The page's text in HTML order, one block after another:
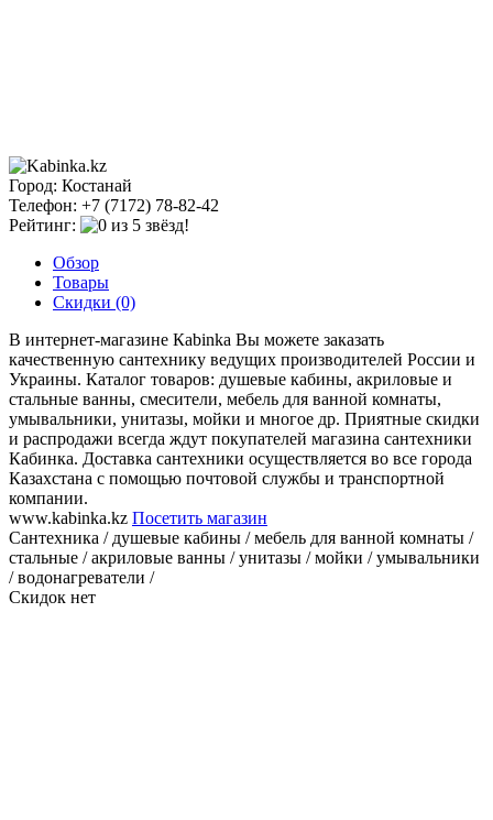
Город: Костанай
Телефон: +7 (7172) 78-82-42
Рейтинг:
Обзор
Товары
Скидки (0)
В интернет-магазине Кabinka Вы можете заказать
качественную сантехнику ведущих производителей России и
Украины. Каталог товаров: душевые кабины, акриловые и
стальные ванны, смесители, мебель для ванной комнаты,
умывальники, унитазы, мойки и многое др. Приятные скидки
и распродажи всегда ждут покупателей магазина сантехники
Кабинка. Доставка сантехники осуществляется во все города
Казахстана с помощью почтовой службы и транспортной
компании.
www.kabinka.kz Посетить магазин
Сантехника / душевые кабины / мебель для ванной комнаты /
стальные / акриловые ванны / унитазы / мойки / умывальники
/ водонагреватели /
Скидок нет